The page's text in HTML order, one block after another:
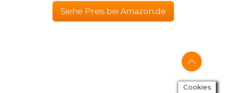
Siehe Preis bei Amazon.de
Cookies